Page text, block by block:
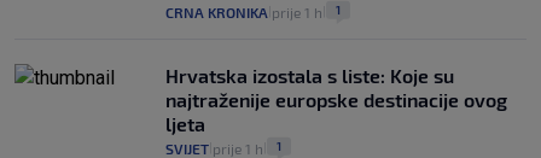
CRNA KRONIKA prije 1 h 1
Hrvatska izostala s liste: Koje su
najtraženije europske destinacije ovog
ljeta
SVIJET prije 1 h 1